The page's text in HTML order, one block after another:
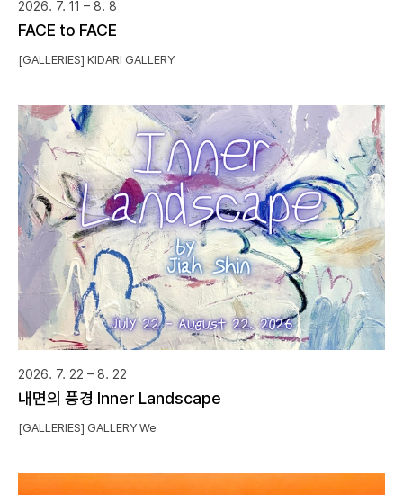
2026. 7. 11 – 8. 8
FACE to FACE
[GALLERIES] KIDARI GALLERY
2026. 7. 22 – 8. 22
내면의 풍경 Inner Landscape
[GALLERIES] GALLERY We